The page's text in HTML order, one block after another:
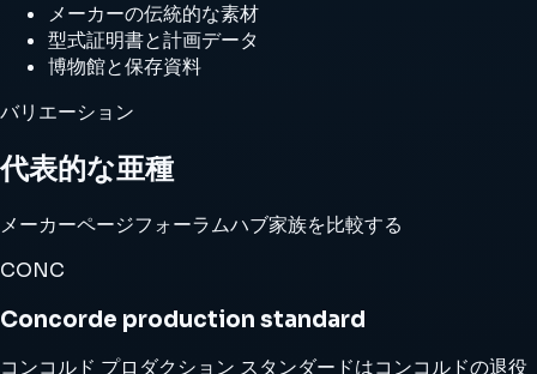
メーカーの伝統的な素材
型式証明書と計画データ
博物館と保存資料
バリエーション
代表的な亜種
メーカーページフォーラムハブ家族を比較する
CONC
Concorde production standard
コンコルド プロダクション スタンダードはコンコルドの退役